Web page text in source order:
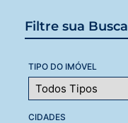
Filtre sua Busca
TIPO DO IMÓVEL
CIDADES